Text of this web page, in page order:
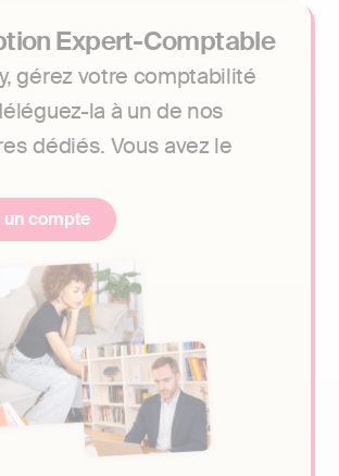
Expert-Comptable
gérez votre comptabilité
la à un de nos
dédiés. Vous avez le
un compte